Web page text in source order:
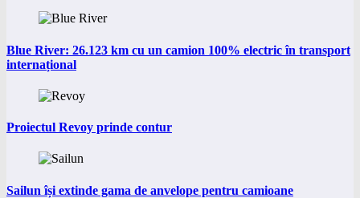
Blue River: 26.123 km cu un camion 100% electric în transport
internațional
Proiectul Revoy prinde contur
Sailun își extinde gama de anvelope pentru camioane